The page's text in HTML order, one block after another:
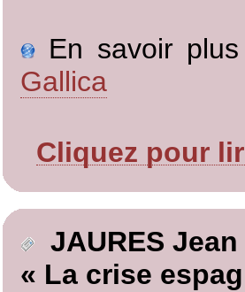
En savoir
Gallica
Cliquez pour
JAURES Jean
« La crise